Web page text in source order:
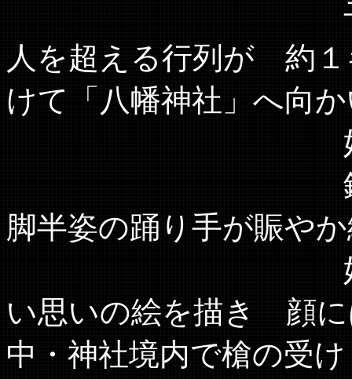
子供から大
人を超える行列が 約
けて「八幡神社」へ向
奴振りと太
鉦・太鼓・
脚半姿の踊り手が賑や
奴振りは早
い思いの絵を描き 顔
中・神社境内で槍の受け